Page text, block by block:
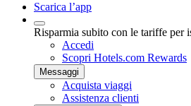
Scarica l’app
Risparmia subito con le tariffe per
Accedi
Scopri Hotels.com Rewards
Messaggi
Acquista viaggi
Assistenza clienti